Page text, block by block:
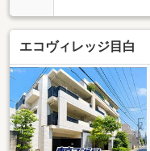
ニクロや飲食店
14.3畳リビング
できます!◇安心
す!◇ピーコック
～～～～～～～
円から購入可!
数、住宅ローン
自宅まで送迎も
きます!
エコヴィレッジ目白